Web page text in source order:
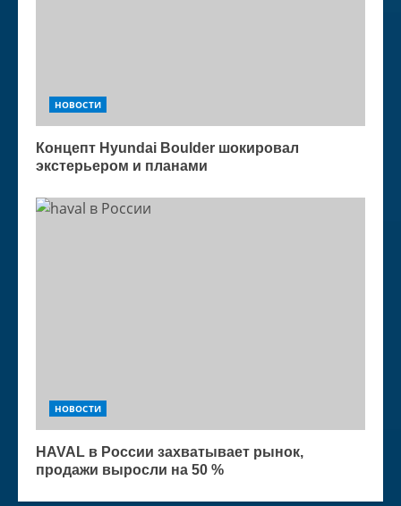
НОВОСТИ
Концепт Hyundai Boulder шокировал
экстерьером и планами
НОВОСТИ
HAVAL в России захватывает рынок,
продажи выросли на 50 %